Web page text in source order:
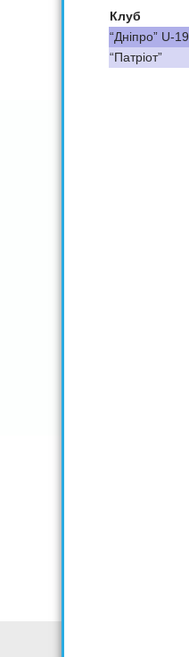
Клуб
“Дніпро” U-19
“Патріот”